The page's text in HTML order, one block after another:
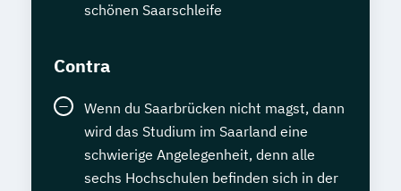
schönen Saarschleife
Contra
Wenn du Saarbrücken nicht magst, dann
wird das Studium im Saarland eine
schwierige Angelegenheit, denn alle
sechs Hochschulen befinden sich in der